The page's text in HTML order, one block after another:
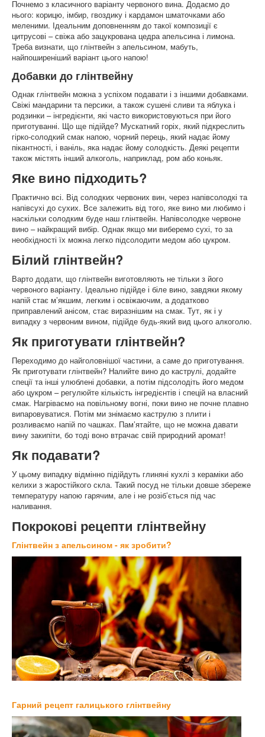
Почнемо з класичного варіанту червоного вина. Додаємо до
нього: корицю, імбир, гвоздику і кардамон шматочками або
меленими. Ідеальним доповненням до такої композиції є
цитрусові – свіжа або зацукрована цедра апельсина і лимона.
Треба визнати, що глінтвейн з апельсином, мабуть,
найпоширеніший варіант цього напою!
Добавки до глінтвейну
Однак глінтвейн можна з успіхом подавати і з іншими добавками.
Свіжі мандарини та персики, а також сушені сливи та яблука і
родзинки – інгредієнти, які часто використовуються при його
приготуванні. Що ще підійде? Мускатний горіх, який підкреслить
гірко-солодкий смак напою, чорний перець, який надає йому
пікантності, і ваніль, яка надає йому солодкість. Деякі рецепти
також містять інший алкоголь, наприклад, ром або коньяк.
Яке вино підходить?
Практично всі. Від солодких червоних вин, через напівсолодкі та
напівсухі до сухих. Все залежить від того, яке вино ми любимо і
наскільки солодким буде наш глінтвейн. Напівсолодке червоне
вино – найкращий вибір. Однак якщо ми виберемо сухі, то за
необхідності їх можна легко підсолодити медом або цукром.
Білий глінтвейн?
Варто додати, що глінтвейн виготовляють не тільки з його
червоного варіанту. Ідеально підійде і біле вино, завдяки якому
напій стає м’якшим, легким і освіжаючим, а додатково
приправлений анісом, стає виразнішим на смак. Тут, як і у
випадку з червоним вином, підійде будь-який вид цього алкоголю.
Як приготувати глінтвейн?
Переходимо до найголовнішої частини, а саме до приготування.
Як приготувати глінтвейн? Налийте вино до каструлі, додайте
спеції та інші улюблені добавки, а потім підсолодіть його медом
або цукром – регулюйте кількість інгредієнтів і спецій на власний
смак. Нагріваємо на повільному вогні, поки вино не почне плавно
випаровуватися. Потім ми знімаємо каструлю з плити і
розливаємо напій по чашках. Пам’ятайте, що не можна давати
вину закипіти, бо тоді воно втрачає свій природний аромат!
Як подавати?
У цьому випадку відмінно підійдуть глиняні кухлі з кераміки або
келихи з жаростійкого скла. Такий посуд не тільки довше збереже
температуру напою гарячим, але і не розіб’ється під час
наливання.
Покрокові рецепти глінтвейну
Глінтвейн з апельсином - як зробити?
Гарний рецепт галицького глінтвейну